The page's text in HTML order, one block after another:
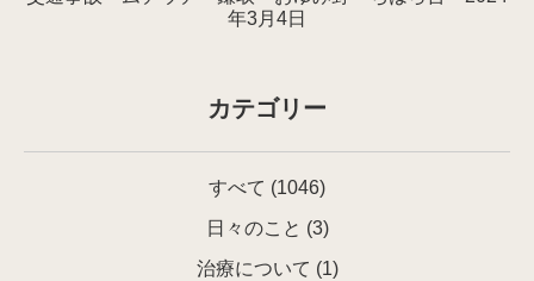
年3月4日
カテゴリー
すべて (1046)
日々のこと (3)
治療について (1)